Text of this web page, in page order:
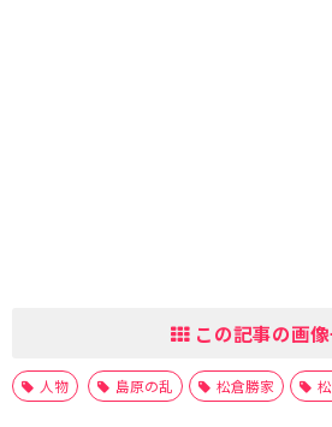
この記事の画
人物 島原の乱 松倉勝家